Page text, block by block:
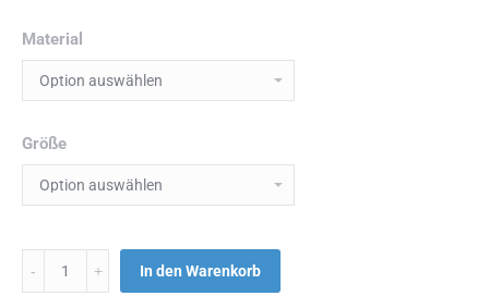
Material
Größe
Menge In den Warenkorb